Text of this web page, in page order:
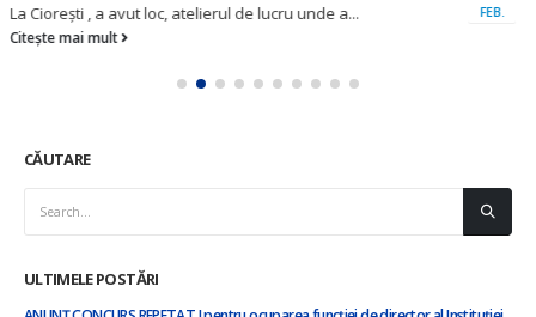
FEB.
Biroul relații cu diaspora din cadrul Cancelariei de Stat
lansează Apelul...